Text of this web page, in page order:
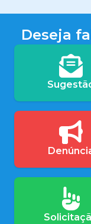
Deseja